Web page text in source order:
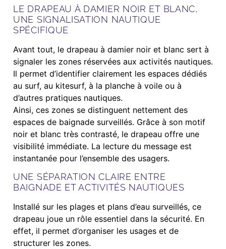
LE DRAPEAU À DAMIER NOIR ET BLANC,
UNE SIGNALISATION NAUTIQUE
SPÉCIFIQUE
Avant tout, le drapeau à damier noir et blanc sert à
signaler les zones réservées aux activités nautiques.
Il permet d’identifier clairement les espaces dédiés
au surf, au kitesurf, à la planche à voile ou à
d’autres pratiques nautiques.
Ainsi, ces zones se distinguent nettement des
espaces de baignade surveillés. Grâce à son motif
noir et blanc très contrasté, le drapeau offre une
visibilité immédiate. La lecture du message est
instantanée pour l’ensemble des usagers.
UNE SÉPARATION CLAIRE ENTRE
BAIGNADE ET ACTIVITÉS NAUTIQUES
Installé sur les plages et plans d’eau surveillés, ce
drapeau joue un rôle essentiel dans la sécurité. En
effet, il permet d’organiser les usages et de
structurer les zones.